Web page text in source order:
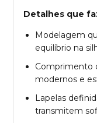
Detalhes que
Modelagem
equilíbrio na
Comprimento
modernos e
Lapelas
transmitem